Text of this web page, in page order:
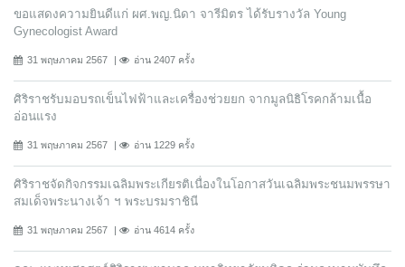
ขอแสดงความยินดีแก่ ผศ.พญ.นิดา จารีมิตร ได้รับรางวัล Young
Gynecologist Award
31 พฤษภาคม 2567 อ่าน 2407 ครั้ง
ศิริราชรับมอบรถเข็นไฟฟ้าและเครื่องช่วยยก จากมูลนิธิโรคกล้ามเนื้อ
อ่อนแรง
31 พฤษภาคม 2567 อ่าน 1229 ครั้ง
ศิริราชจัดกิจกรรมเฉลิมพระเกียรติเนื่องในโอกาสวันเฉลิมพระชนมพรรษา
สมเด็จพระนางเจ้า ฯ พระบรมราชินี
31 พฤษภาคม 2567 อ่าน 4614 ครั้ง